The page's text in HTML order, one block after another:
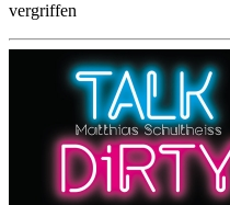
vergriffen